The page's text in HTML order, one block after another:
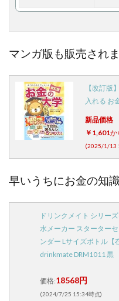
マンガ版も販売され
【改訂版
入れる お
新品価格
￥1,601か
(2025/1/13
早いうちにお金の知
ドリンクメイト シリー
水メーカー スターター
ンダー Lサイズボトル【
drinkmate DRM1011 黒
価格:18568円
(2024/7/25 15:34時点)